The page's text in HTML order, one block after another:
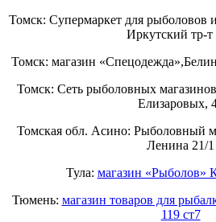
Томск: Супермаркет для рыболовов
Иркутский тр-т
Томск: магазин
Томск: Сеть рыболовных
Елизаровых,
Томская обл. Асино:
Ленина 21/1
Тула: магазин «Рыболов»
Тюмень: магазин товаров для
119 ст7